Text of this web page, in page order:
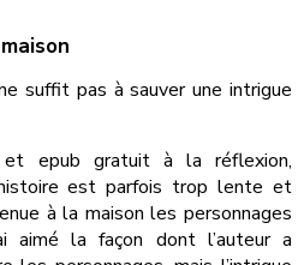
suffit pas à sauver une intrigue
epub gratuit à la réflexion,
est parfois trop lente et
à la maison les personnages
aimé la façon dont l’auteur a